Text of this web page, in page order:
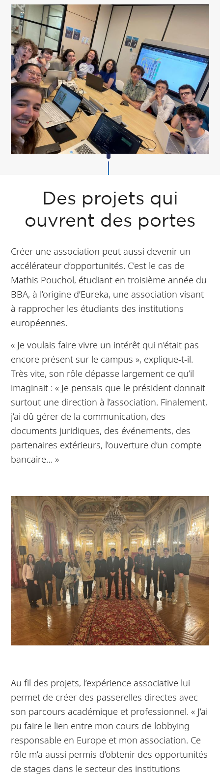
Des projets qui
ouvrent des portes
Créer une association peut aussi devenir un
accélérateur d’opportunités. C’est le cas de
Mathis Pouchol, étudiant en troisième année du
BBA, à l’origine d’Eureka, une association visant
à rapprocher les étudiants des institutions
européennes.
« Je voulais faire vivre un intérêt qui n’était pas
encore présent sur le campus », explique-t-il.
Très vite, son rôle dépasse largement ce qu’il
imaginait : « Je pensais que le président donnait
surtout une direction à l’association. Finalement,
j’ai dû gérer de la communication, des
documents juridiques, des événements, des
partenaires extérieurs, l’ouverture d’un compte
bancaire… »
Au fil des projets, l’expérience associative lui
permet de créer des passerelles directes avec
son parcours académique et professionnel. « J’ai
pu faire le lien entre mon cours de lobbying
responsable en Europe et mon association. Ce
rôle m’a aussi permis d’obtenir des opportunités
de stages dans le secteur des institutions